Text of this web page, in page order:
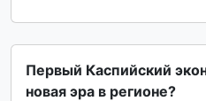
Первый Каспийский
новая эра в регионе?